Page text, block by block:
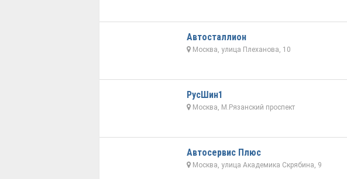
Автосталлион
Москва, улица Плеханова, 10
РусШин1
Москва, М.Рязанский проспект
Автосервис Плюс
Москва, улица Академика Скрябина, 9